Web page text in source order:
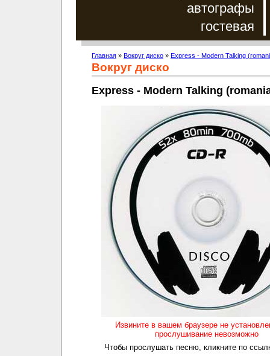
автографы
гостевая
Главная » Вокруг диско » Express - Modern Talking
Вокруг диско
Express - Modern Talking
Извините в вашем браузере не
прослушивание невозможно
Чтобы прослушать песню, кликните по